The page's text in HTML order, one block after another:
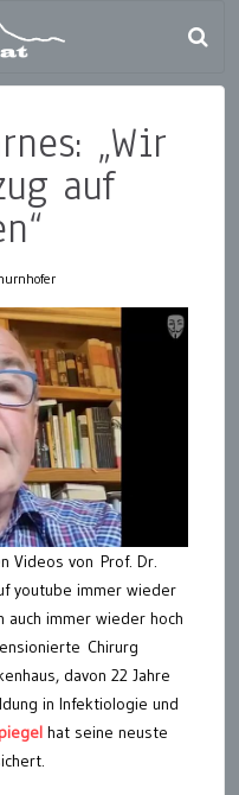
„Wir
auf
Videos von Prof. Dr.
youtube immer wieder
auch immer wieder hoch
Chirurg
davon 22 Jahre
in Infektiologie und
hat seine neuste